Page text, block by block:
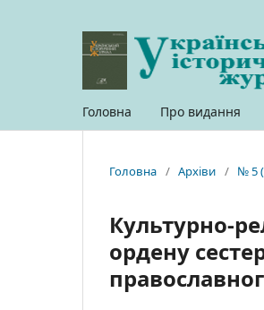
Головна Про видання
Головна / Архіви / № 5
Культурно-
ордену